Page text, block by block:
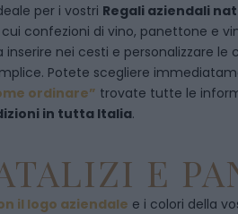
per i vostri Regali aziendali
confezioni di vino, panettone e
nei cesti e personalizzare le
Potete scegliere
ordinare” trovate tutte le
in tutta Italia.
E
il logo aziendale e i colori della